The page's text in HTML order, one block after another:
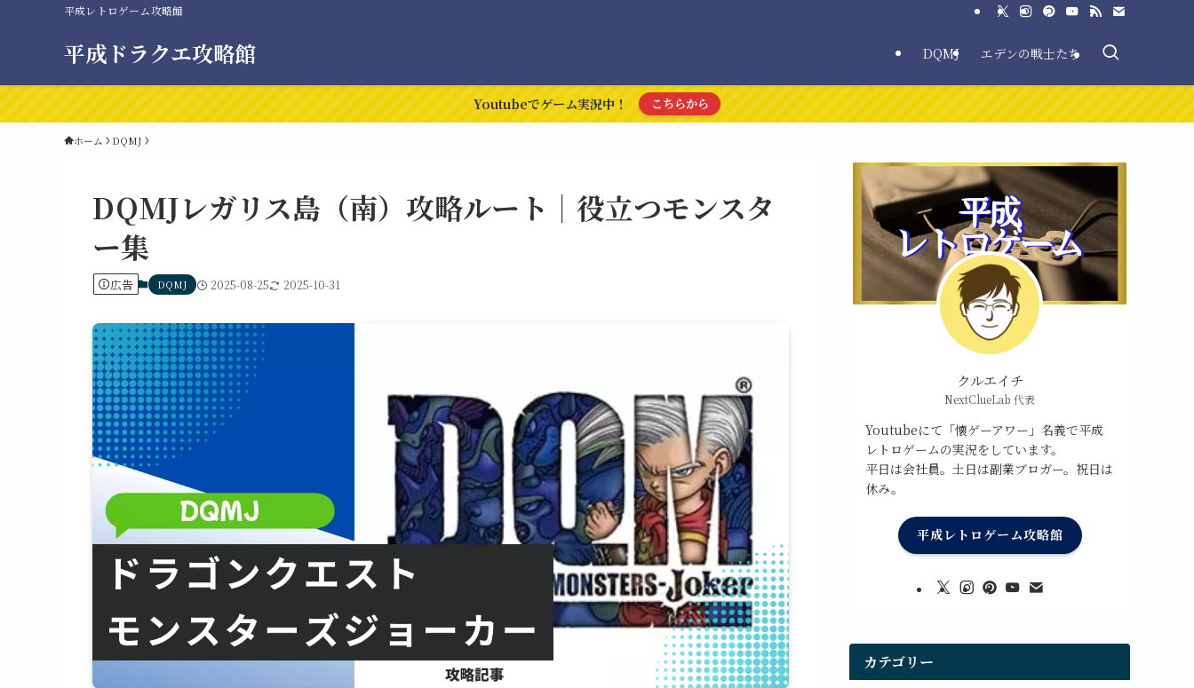
平成レトロゲーム攻略館
平成ドラクエ攻略館 DQMJ エデンの戦士たち
Youtubeでゲーム実況中！ こちらから
ホーム DQMJ
DQMJレガリス島（南）攻略ルート｜役立つモンスタ
ー集
広告 DQMJ 2025-08-25 2025-10-31
クルエイチ
NextClueLab 代表
Youtubeにて「懐ゲーアワー」名義で平成
レトロゲームの実況をしています。
平日は会社員。土日は副業ブロガー。祝日は
休み。
平成レトロゲーム攻略館
カテゴリー